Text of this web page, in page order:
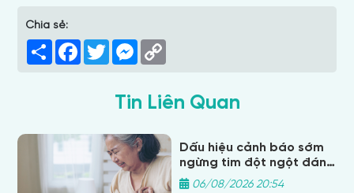
Chia sẻ:
Share Facebook
Twitter Messenger
Tin Liên Quan
Dấu hiệu cảnh báo sớm
ngừng tim đột ngột đáng
chú ý
06/08/2026 20:54